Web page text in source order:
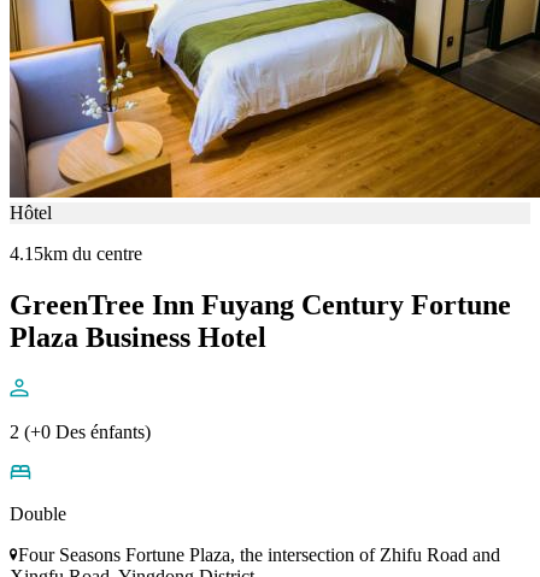
Hôtel
4.15km du centre
GreenTree Inn Fuyang Century Fortune
Plaza Business Hotel
2 (+0 Des énfants)
Double
Four Seasons Fortune Plaza, the intersection of Zhifu Road and